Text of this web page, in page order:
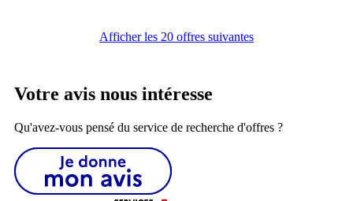
Afficher les 20 offres suivantes
Votre avis nous intéresse
Qu'avez-vous pensé du service de recherche d'offres ?